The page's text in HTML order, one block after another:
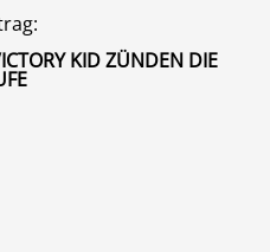
KID ZÜNDEN DIE